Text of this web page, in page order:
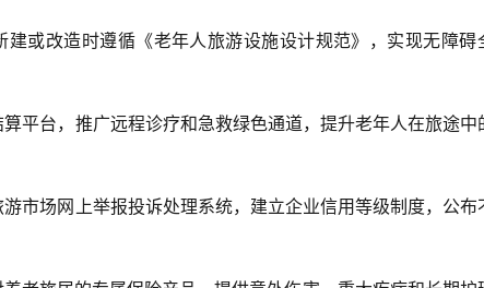
或改造时遵循《老年人旅游设施设计规范》，实现无障碍
平台，推广远程诊疗和急救绿色通道，提升老年人在旅途中
市场网上举报投诉处理系统，建立企业信用等级制度，公布